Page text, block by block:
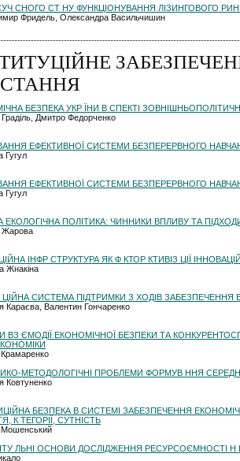
СНОГО СТ НУ ФУНКЦІОНУВАННЯ ЛІЗИНГОВОГО
Фридель, Олександра Васильчишин
БЕЗПЕКА УКР ЇНИ В СПЕКТІ
Граділь, Дмитро Федорченко
ЕФЕКТИВНОЇ СИСТЕМИ БЕЗПЕРЕРВНОГО
Гугул
ЕФЕКТИВНОЇ СИСТЕМИ БЕЗПЕРЕРВНОГО
Гугул
ЕКОЛОГІЧНА ПОЛІТИКА: ЧИННИКИ ВПЛИВУ ТА
Жарова
ІНФР СТРУКТУРА ЯК Ф КТОР КТИВІЗ ЦІЇ
Жнакіна
ЦІЙНА СИСТЕМА ПІДТРИМКИ З ХОДІВ ЗАБЕЗПЕЧЕННЯ
Караєва, Валентин Гончаренко
ВЗ ЄМОДІЇ ЕКОНОМІЧНОЇ БЕЗПЕКИ ТА
МЕТОДОЛОГІЧНІ ПРОБЛЕМИ ФОРМУВ ННЯ
Ковтуненко
БЕЗПЕКА В СИСТЕМІ ЗАБЕЗПЕЧЕННЯ
К ТЕГОРІЇ, СУТНІСТЬ
Мошенський
ЛЬНІ ОСНОВИ ДОСЛІДЖЕННЯ РЕСУРСОЄМНОСТІ Н